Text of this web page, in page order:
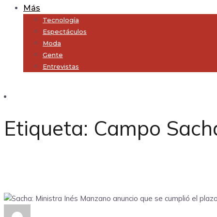
Más
Tecnología
Espectáculos
Moda
Gente
Entrevistas
Etiqueta: Campo